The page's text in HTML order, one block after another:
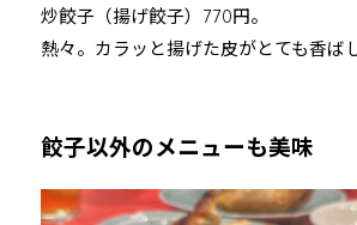
炒餃子（揚げ餃子）770円。
熱々。カラッと揚げた皮がとても香ば
餃子以外のメニューも美味